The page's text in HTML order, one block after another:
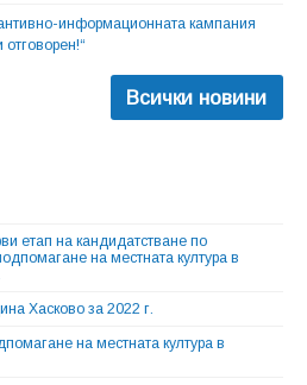
информационната кампания
Всички новини
етап на кандидатстване по
на местната култура в
Хасково за 2022 г.
на местната култура в